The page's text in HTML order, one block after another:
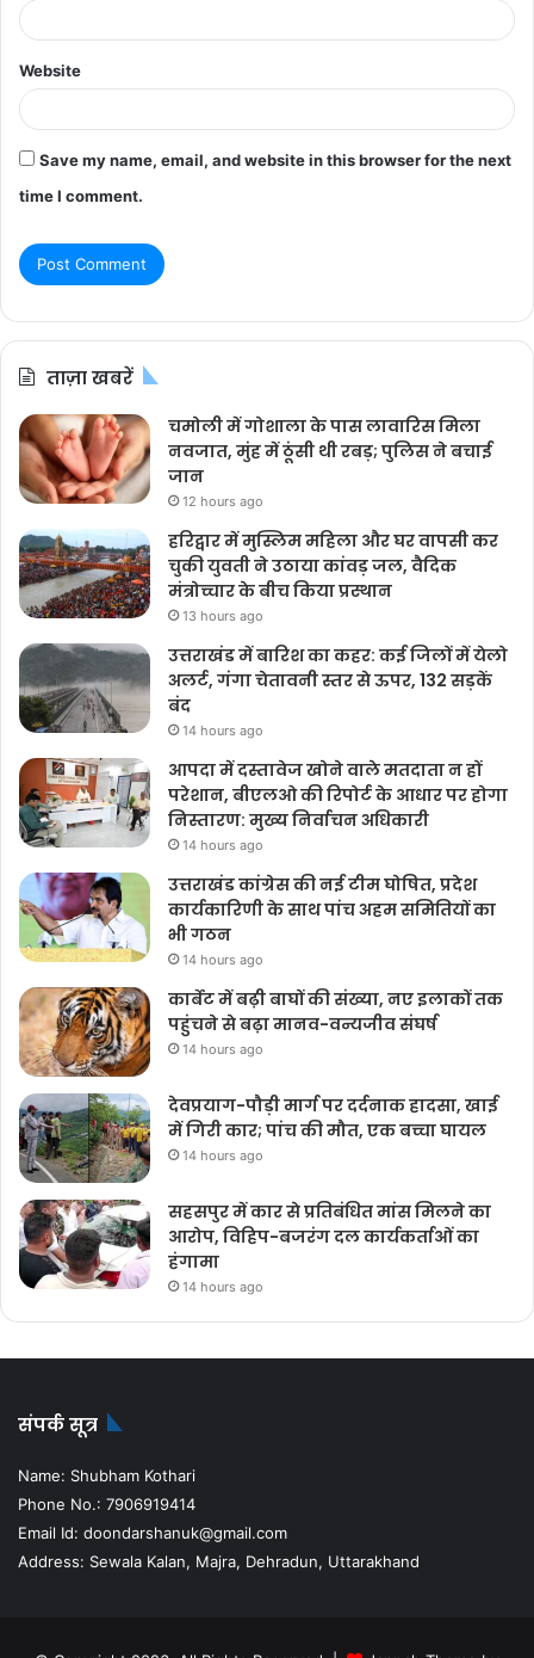
Website
Save my name, email, and website in this browser for the next
time I comment.
ताज़ा खबरें
चमोली में गोशाला के पास लावारिस मिला
नवजात, मुंह में ठूंसी थी रबड़; पुलिस ने बचाई
जान
12 hours ago
हरिद्वार में मुस्लिम महिला और घर वापसी कर
चुकी युवती ने उठाया कांवड़ जल, वैदिक
मंत्रोच्चार के बीच किया प्रस्थान
13 hours ago
उत्तराखंड में बारिश का कहर: कई जिलों में येलो
अलर्ट, गंगा चेतावनी स्तर से ऊपर, 132 सड़कें
बंद
14 hours ago
आपदा में दस्तावेज खोने वाले मतदाता न हों
परेशान, बीएलओ की रिपोर्ट के आधार पर होगा
निस्तारण: मुख्य निर्वाचन अधिकारी
14 hours ago
उत्तराखंड कांग्रेस की नई टीम घोषित, प्रदेश
कार्यकारिणी के साथ पांच अहम समितियों का
भी गठन
14 hours ago
कार्बेट में बढ़ी बाघों की संख्या, नए इलाकों तक
पहुंचने से बढ़ा मानव-वन्यजीव संघर्ष
14 hours ago
देवप्रयाग-पौड़ी मार्ग पर दर्दनाक हादसा, खाई
में गिरी कार; पांच की मौत, एक बच्चा घायल
14 hours ago
सहसपुर में कार से प्रतिबंधित मांस मिलने का
आरोप, विहिप-बजरंग दल कार्यकर्ताओं का
हंगामा
14 hours ago
संपर्क सूत्र
Name: Shubham Kothari
Phone No.: 7906919414
Email Id: doondarshanuk@gmail.com
Address: Sewala Kalan, Majra, Dehradun, Uttarakhand